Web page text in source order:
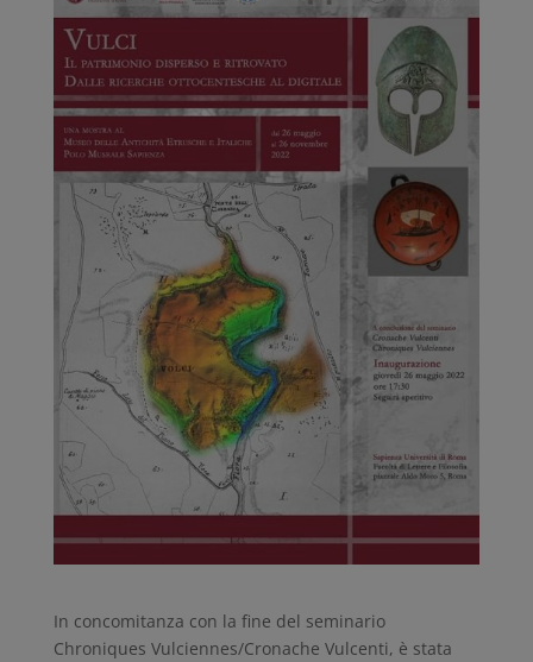
In concomitanza con la fine del seminario
Chroniques Vulciennes/Cronache Vulcenti, è stata